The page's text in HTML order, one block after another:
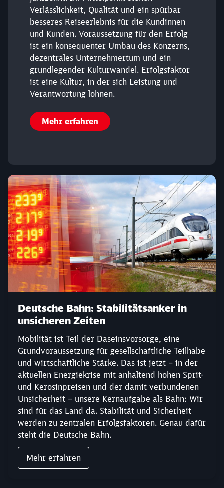
Verlässlichkeit, Qualität und ein spürbar
besseres Reiseerlebnis für die Kundinnen
und Kunden. Voraussetzung für den Erfolg
ist ein konsequenter Umbau des Konzerns,
dezentrales Unternehmertum und ein
grundlegender Kulturwandel. Erfolgsfaktor
ist eine Kultur, in der sich Leistung und
Verantwortung lohnen.
Mehr erfahren
Deutsche Bahn: Stabilitätsanker in
unsicheren Zeiten
Mobilität ist Teil der Daseinsvorsorge, eine
Grundvoraussetzung für gesellschaftliche Teilhabe
und wirtschaftliche Stärke. Das ist jetzt – in der
aktuellen Energiekrise mit anhaltend hohen Sprit-
und Kerosinpreisen und der damit verbundenen
Unsicherheit – unsere Kernaufgabe als Bahn: Wir
sind für das Land da. Stabilität und Sicherheit
werden zu zentralen Erfolgsfaktoren. Genau dafür
steht die Deutsche Bahn.
Mehr erfahren
Abbrechen Weiter